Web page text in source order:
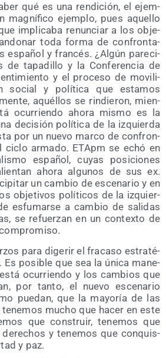
qué es una ren­di­ción, el ejem­
mag­ní­fi­co ejem­plo, pues aque­llo
impli­ca­ba renun­ciar a los obje­
toda for­ma de con­fron­ta­
espa­ñol y fran­cés. ¿Algún pare­ci­
de tapa­di­llo y la Con­fe­ren­cia de
y el pro­ce­so de movi­li­
social y polí­ti­ca que esta­mos
aqué­llos se rin­die­ron, mien­
ocu­rrien­do aho­ra mis­mo es la
deci­sión polí­ti­ca de la izquier­da
por un nue­vo mar­co de con­fron­
ciclo arma­do. ETApm se echó en
espa­ñol, cuyas posi­cio­nes
aho­ra algu­nos de sus ex.
un cam­bio de esce­na­rio y en
obje­ti­vos polí­ti­cos de la izquier­
esfu­mar­se a cam­bio de sali­das
se refuer­zan en un con­tex­to de
para dige­rir el fra­ca­so estra­té­
Es posi­ble que sea la úni­ca mane­
ocu­rrien­do y los cam­bios que
por tan­to, el nue­vo esce­na­rio
pue­dan, que la mayo­ría de las
mucho que hacer en este
que cons­truir, tene­mos que
y tene­mos que con­quis­
y paz.